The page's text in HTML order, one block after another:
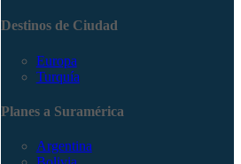
Destinos de Ciudad
Europa
Turquía
Planes a Suramérica
Argentina